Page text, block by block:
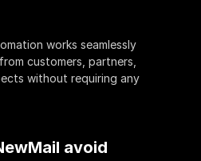
works seamlessly
customers, partners,
without requiring any
avoid